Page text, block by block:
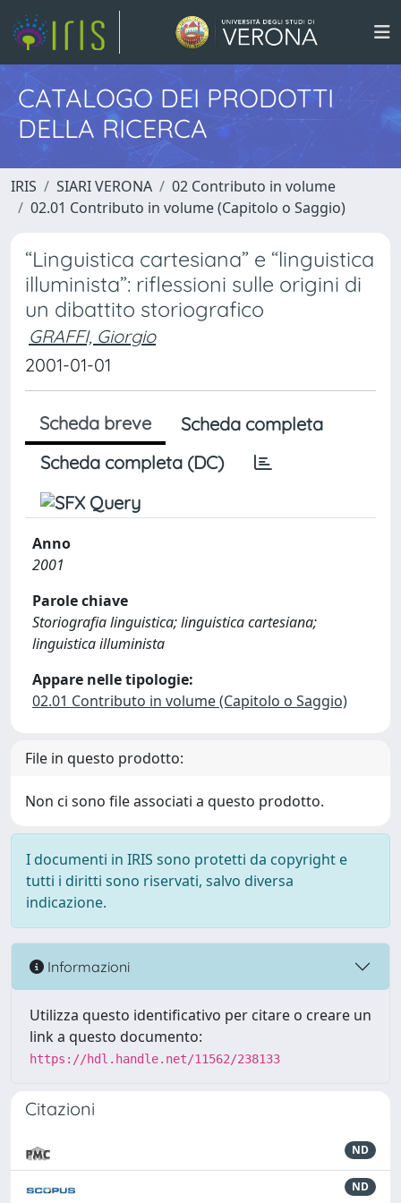
CATALOGO DEI PRODOTTI
DELLA RICERCA
IRIS SIARI VERONA
02 Contributo in volume
02.01 Contributo in volume (Capitolo o Saggio)
“Linguistica cartesiana” e “linguistica
illuminista”: riflessioni sulle origini di
un dibattito storiografico
GRAFFI, Giorgio
2001-01-01
Scheda breve
Scheda completa
Scheda completa (DC)
Anno
2001
Parole chiave
Storiografia linguistica; linguistica cartesiana;
linguistica illuminista
Appare nelle tipologie:
02.01 Contributo in volume (Capitolo o Saggio)
File in questo prodotto:
Non ci sono file associati a questo prodotto.
I documenti in IRIS sono protetti da copyright e
tutti i diritti sono riservati, salvo diversa
indicazione.
Informazioni
Utilizza questo identificativo per citare o creare un
link a questo documento:
https://hdl.handle.net/11562/238133
Citazioni
ND
ND